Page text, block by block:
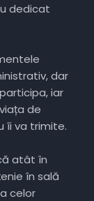
dedicat
dar
iar
de
îi va trimite.
atât în
în sală
celor